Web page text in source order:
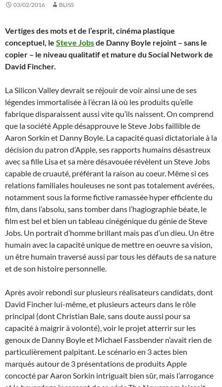
03/02/2016 BLISS
Vertiges des mots et de l’esprit, cinéma plastique
conceptuel, le Steve Jobsde Danny Boyle rejoint – sans le
copier – le niveau qualitatif et mature du Social Network de
David Fincher.
La Silicon Valley devrait se réjouir de voir ainsi une de ses
légendes immortalisée à l’écran là où les produits qu’elle
fabrique disparaissent aussi vite qu’ils naissent. On comprend
que la société Apple désapprouve le Steve Jobs faillible de
Aaron Sorkin et Danny Boyle. La capacité quasi dictatoriale à la
décision du patron d’Apple, ses rapports humains désastreux
avec sa fille Lisa et sa mère désavouée révèlent un Steve Jobs
capable de cruauté, préférant la raison au coeur. Même si ces
relations familiales houleuses ne sont pas totalement avérées,
notamment sous la forme fictive ramassée hyper efficiente du
film, dans l’absolu, sans tomber dans l’hagiographie béate, le
film est bel et bien un tableau cinégénique du génie de Steve
Jobs. Un portrait d’homme brillant mais pas d’un dieu. Un être
humain avec la capacité unique de mettre en oeuvre sa vision,
un être humain traversé aussi par tous les défauts de sa nature
et de son histoire personnelle.
Après avoir rebondi sur plusieurs réalisateurs candidats, dont
David Fincher lui-même, et plusieurs acteurs dans le rôle
principal (dont Christian Bale, sans doute aussi pour sa
capacité à maigrir à volonté), voir le projet atterrir sur les
genoux de Danny Boyle et Michael Fassbender n’avait rien de
particulièrement palpitant. Le scénario en 3 actes bien
marqués autour de 3 présentations de produits Apple
concocté par Aaron Sorkin intriguait bien sûr, mais l’arrogance